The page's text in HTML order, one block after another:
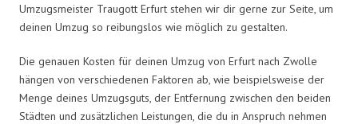
Umzugsmeister Traugott Erfurt stehen wir dir gerne zur Seite, um
deinen Umzug so reibungslos wie möglich zu gestalten.
Die genauen Kosten für deinen Umzug von Erfurt nach Zwolle
hängen von verschiedenen Faktoren ab, wie beispielsweise der
Menge deines Umzugsguts, der Entfernung zwischen den beiden
Städten und zusätzlichen Leistungen, die du in Anspruch nehmen